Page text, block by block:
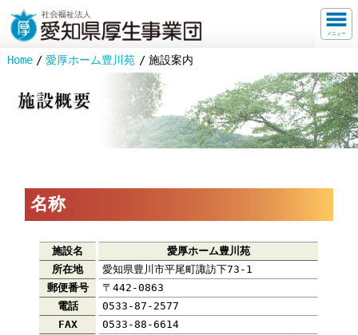
メニュー
Home 愛厚ホーム豊川苑 施設案内
名称
施設名
愛厚ホーム豊川苑
所在地
愛知県豊川市平尾町諏訪下73-1
郵便番号
〒442-0863
電話
0533-87-2577
FAX
0533-88-6614